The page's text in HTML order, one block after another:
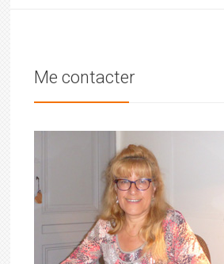
Me contacter